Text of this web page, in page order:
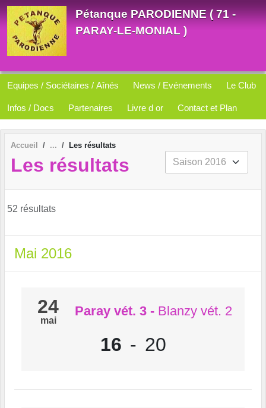
Pétanque PARODIENNE ( 71 -
PARAY-LE-MONIAL )
Equipes / Sociétaires / Aînés News / Evénements Le Club
Infos / Docs Partenaires Livre d or Contact et Plan
Accueil Les résultats
Les résultats
52 résultats
Mai 2016
24
mai
Paray vét. 3 - Blanzy vét. 2
16 - 20
Panneau de gestion des cookies